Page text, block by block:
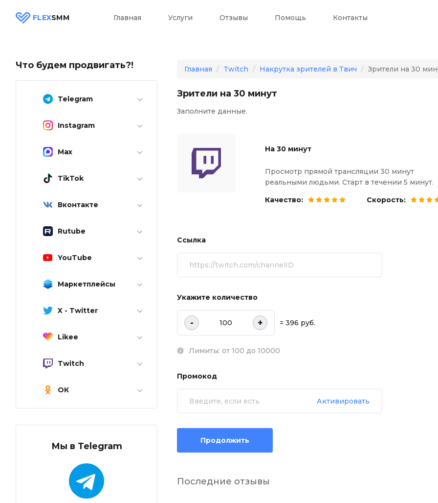
FLEXSMM Главная Услуги Отзывы Помощь Контакты
Что будем продвигать?!
Telegram
Instagram
Max
TikTok
Вконтакте
Rutube
YouTube
Маркетплейсы
X - Twitter
Likee
Twitch
ОК
Мы в Telegram
Главная Twitch Накрутка зрителей в Твич Зрители на 30
Зрители на 30 минут
Заполните данные.
На 30 минут
Просмотр прямой трансляции 30 минут
реальными людьми. Старт в течении 5 минут.
Качество:
Скорость:
Ссылка
Укажите количество
- + = 396 руб.
Лимиты: от 100 до 10000
Промокод
Активировать
Продолжить
Последние отзывы